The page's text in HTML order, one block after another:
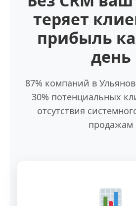
теряет
прибыль
день
87% компаний в
30% потенциальных
отсутствия
продажам